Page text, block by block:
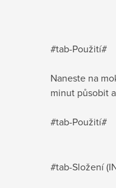
#tab-Použití#
Naneste na
minut působit
#tab-Použití#
#tab-Složení